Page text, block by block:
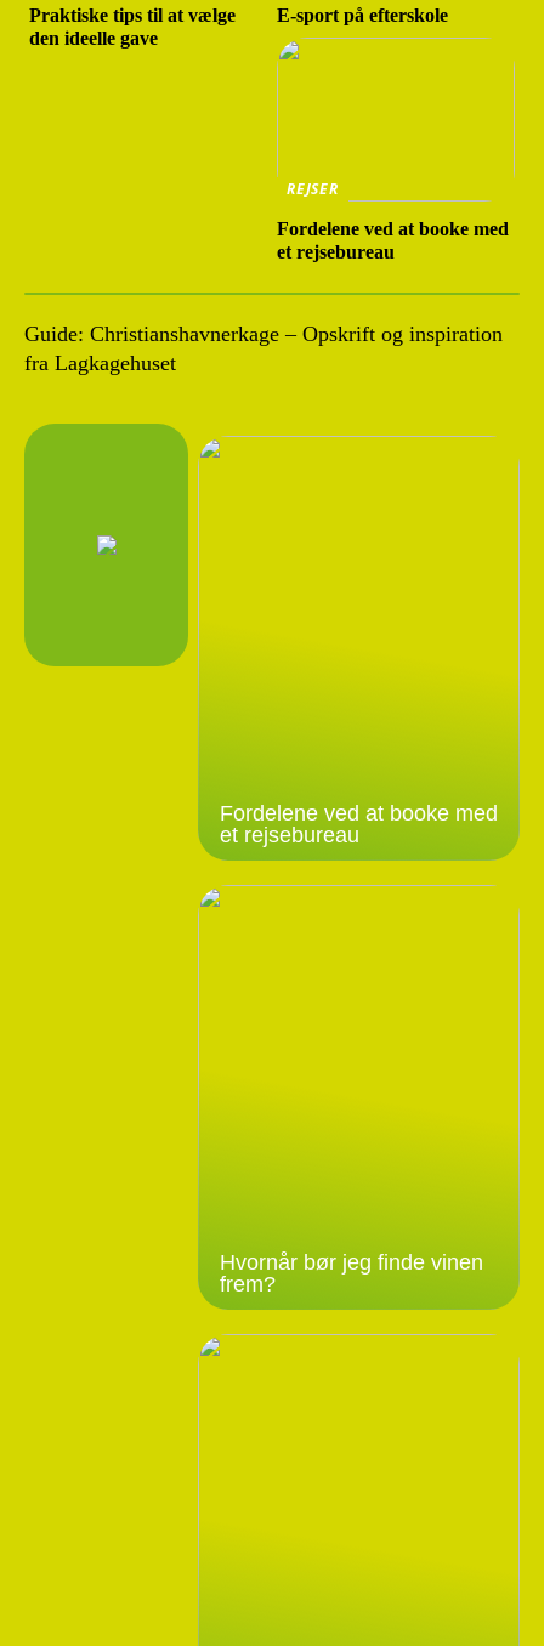
Praktiske tips til at vælge
den ideelle gave
E-sport på efterskole
REJSER
Fordelene ved at booke med
et rejsebureau
Guide: Christianshavnerkage – Opskrift og inspiration
fra Lagkagehuset
Fordelene ved at booke med
et rejsebureau
Hvornår bør jeg finde vinen
frem?